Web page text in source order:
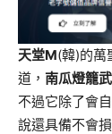
天堂M(韓)的萬
道， 南瓜燈籠
不過它除了會
說還具備不會